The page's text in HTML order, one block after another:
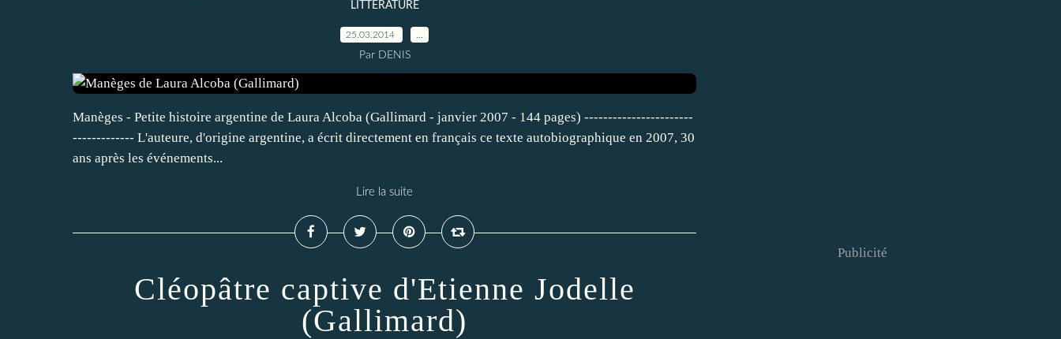
LITTERATURE
25.03.2014
Par DENIS
Manèges - Petite histoire argentine de Laura Alcoba (Gallimard - janvier 2007 - 144 pages) -----------------------
------------- L'auteure, d'origine argentine, a écrit directement en français ce texte autobiographique en 2007, 30
ans après les événements...
Lire la suite
Cléopâtre captive d'Etienne Jodelle
(Gallimard)
Publicité